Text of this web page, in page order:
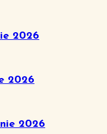
2026
2026
2026